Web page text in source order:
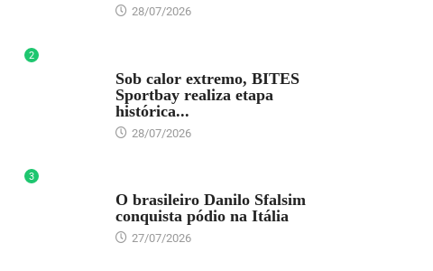
28/07/2026
2
Sob calor extremo, BITES
Sportbay realiza etapa
histórica...
28/07/2026
3
O brasileiro Danilo Sfalsim
conquista pódio na Itália
27/07/2026